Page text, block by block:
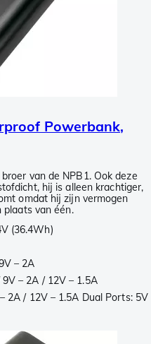
Powerbank,
van de NPB1. Ook deze
hij is alleen krachtiger,
omdat hij zijn vermogen
van één.
(36.4Wh)
– 2A
– 2A / 12V – 1.5A
2A / 12V – 1.5A Dual Ports: 5V